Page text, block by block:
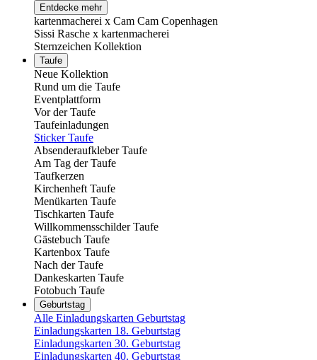
Entdecke mehr
kartenmacherei x Cam Cam Copenhagen
Sissi Rasche x kartenmacherei
Sternzeichen Kollektion
Taufe
Neue Kollektion
Rund um die Taufe
Eventplattform
Vor der Taufe
Taufeinladungen
Sticker Taufe
Absenderaufkleber Taufe
Am Tag der Taufe
Taufkerzen
Kirchenheft Taufe
Menükarten Taufe
Tischkarten Taufe
Willkommensschilder Taufe
Gästebuch Taufe
Kartenbox Taufe
Nach der Taufe
Dankeskarten Taufe
Fotobuch Taufe
Geburtstag
Alle Einladungskarten Geburtstag
Einladungskarten 18. Geburtstag
Einladungskarten 30. Geburtstag
Einladungskarten 40. Geburtstag